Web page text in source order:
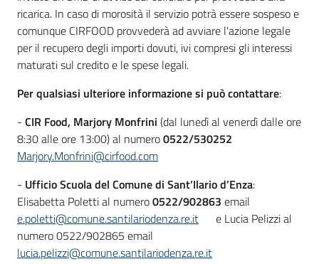
ricarica. In caso di morosità il servizio potrà essere sospeso e
comunque CIRFOOD provvederà ad avviare l'azione legale
per il recupero degli importi dovuti, ivi compresi gli interessi
maturati sul credito e le spese legali.
Per qualsiasi ulteriore informazione si può contattare:
- CIR Food, Marjory Monfrini (dal lunedì al venerdì dalle ore
8:30 alle ore 13:00) al numero0522/530252
Marjory.Monfrini@cirfood.com
- Ufficio Scuola del Comune di Sant’Ilario d’Enza:
Elisabetta Poletti al numero0522/902863 email
e.poletti@comune.santilariodenza.re.it
e Lucia Pelizzi al
numero 0522/902865 email
lucia.pelizzi@comune.santilariodenza.re.it